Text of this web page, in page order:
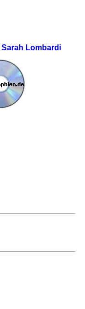
Sarah Lombardi